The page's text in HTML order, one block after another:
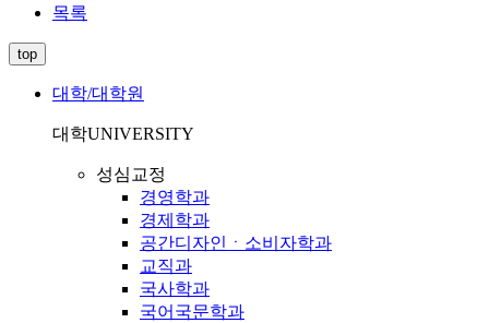
목록
top
대학/대학원
대학UNIVERSITY
성심교정
경영학과
경제학과
공간디자인ㆍ소비자학과
교직과
국사학과
국어국문학과